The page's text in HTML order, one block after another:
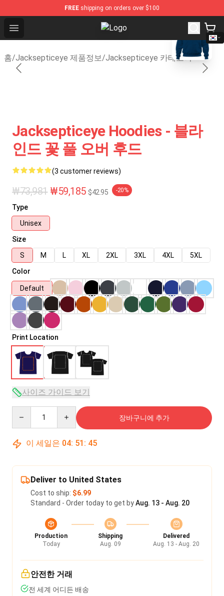
FREE shipping on orders over $100
Open menu Jacksepticeye Store - Official
홈/Jacksepticeye 제품정보/Jacksepticeye 카테고리
blank template
Jacksepticeye Hoodies - 블라
인드 꽃 풀 오버 후드
(3 customer reviews)
₩73,981 ₩59,185 $42.95 -20%
Type
Unisex
Size
S
M L XL 2XL 3XL 4XL
5XL
Color
Default
Print Location
사이즈 가이드 보기
장바구니에 추가
이 세일은 04: 51 : 45
Deliver to United States
Cost to ship: $6.99
Standard - Order today to get byAug. 13 - Aug. 20
Production
Today
Shipping
Aug. 09
Delivered
Aug. 13 - Aug. 20
안전한 거래
전 세계 어디든 배송